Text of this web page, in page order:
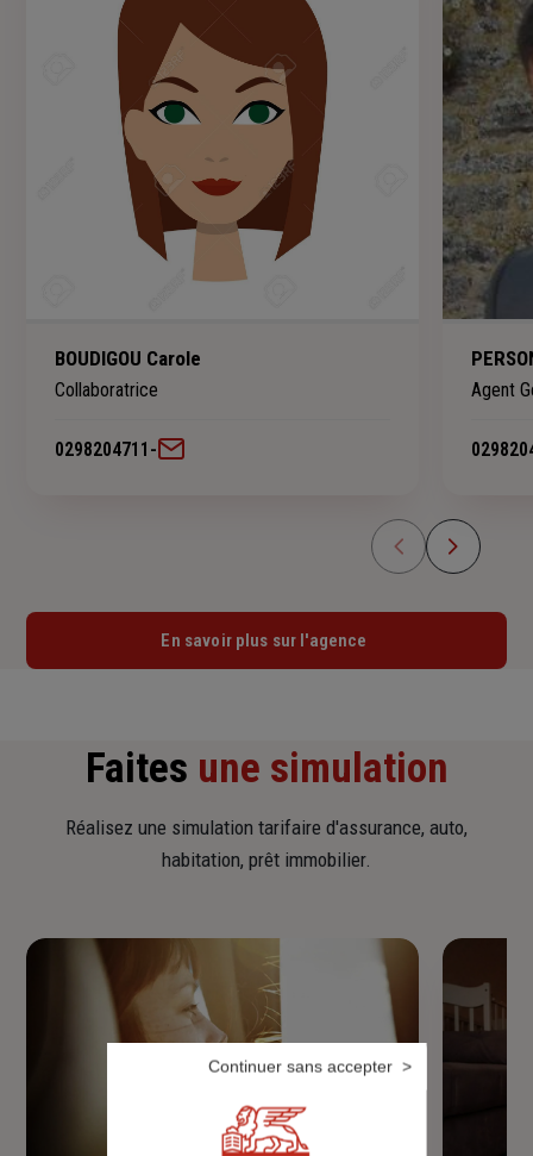
BOUDIGOU Carole
Collaboratrice
0298204711 -
Agent
En savoir plus sur l'agence
Faites une simulation
Réalisez une simulation tarifaire d'assurance, auto,
habitation, prêt immobilier.
Continuer sans accepter